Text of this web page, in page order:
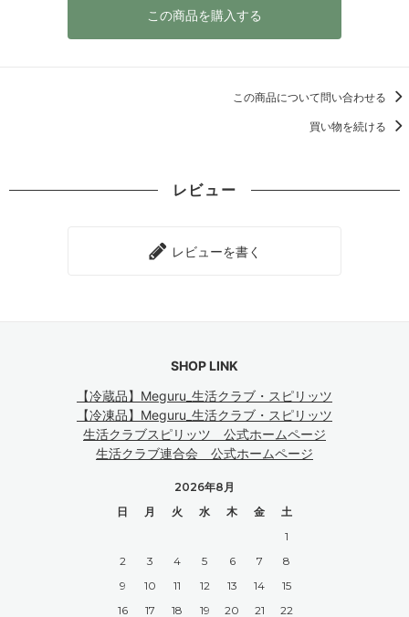
この商品を購入する
この商品について問い合わせる
買い物を続ける
レビュー
レビューを書く
SHOP LINK
【冷蔵品】Meguru_生活クラブ・スピリッツ
【冷凍品】Meguru_生活クラブ・スピリッツ
生活クラブスピリッツ 公式ホームページ
生活クラブ連合会 公式ホームページ
2026年8月
日
月 火 水 木 金
土
1
2
3 4 5 6 7
8
9
10 11 12 13 14
15
16
17 18 19 20 21
22